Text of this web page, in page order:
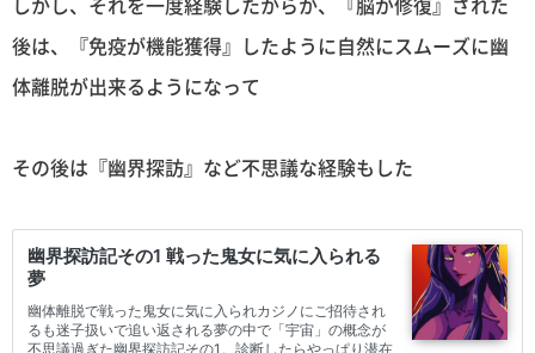
後は、『免疫が機能獲得』したように自然にスムーズに幽
体離脱が出来るようになって
その後は『幽界探訪』など不思議な経験もした